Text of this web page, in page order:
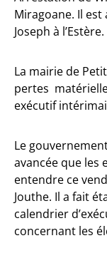
Miragoane. Il est
Joseph à l’Estère.
La mairie de
pertes
exécutif
Le
avancée que les
entendre ce
Jouthe. Il a fait
calendrier
concernant les